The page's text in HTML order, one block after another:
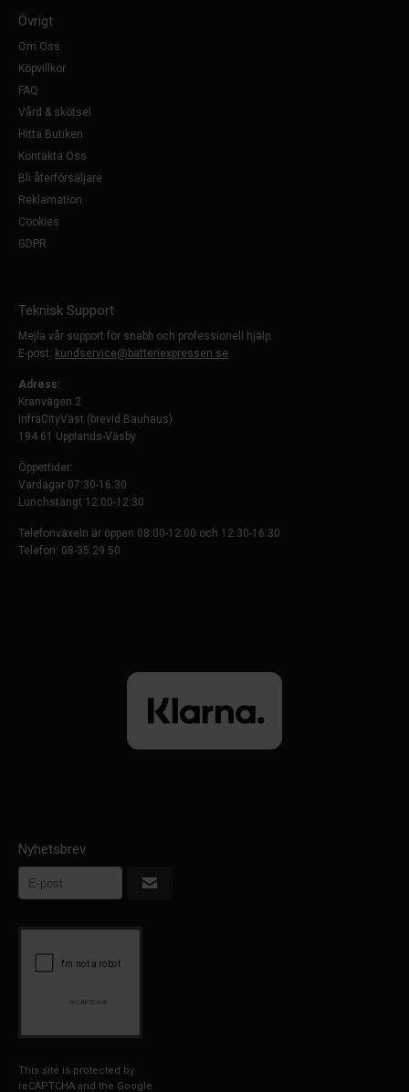
Övrigt
Om Oss
Köpvillkor
FAQ
Vård & skötsel
Hitta Butiken
Kontakta Oss
Bli återförsäljare
Reklamation
Cookies
GDPR
Teknisk Support
Mejla vår support för snabb och professionell hjälp.
E-post: kundservice@batteriexpressen.se
Adress:
Kranvägen 2
InfraCityVäst (brevid Bauhaus)
194 61 Upplands-Väsby
Öppettider:
Vardagar 07:30-16:30
Lunchstängt 12:00-12:30
Telefonväxeln är öppen 08:00-12:00 och 12:30-16:30
Telefon: 08-35 29 50
Nyhetsbrev
This site is protected by
reCAPTCHA and the Google